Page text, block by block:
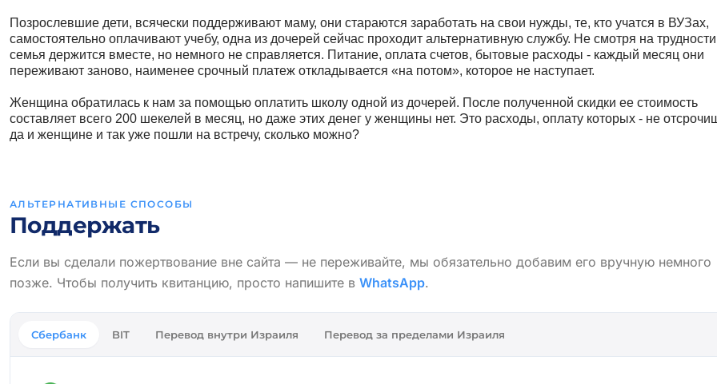
Позрослевшие дети, всячески поддерживают маму, они стараются заработать на свои нужды, те, кто учатся в ВУЗах,
самостоятельно оплачивают учебу, одна из дочерей сейчас проходит альтернативную службу. Не смотря на
семья держится вместе, но немного не справляется. Питание, оплата счетов, бытовые расходы - каждый месяц они
переживают заново, наименее срочный платеж откладывается «на потом», которое не наступает.
Женщина обратилась к нам за помощью оплатить школу одной из дочерей. После полученной скидки ее стоимость
составляет всего 200 шекелей в месяц, но даже этих денег у женщины нет. Это расходы, оплату которых - не
да и женщине и так уже пошли на встречу, сколько можно?
АЛЬТЕРНАТИВНЫЕ СПОСОБЫ
Поддержать
Если вы сделали пожертвование вне сайта — не переживайте, мы обязательно добавим его вручную немного
позже. Чтобы получить квитанцию, просто напишите в WhatsApp.
Сбербанк BIT Перевод внутри Израиля Перевод за пределами Израиля